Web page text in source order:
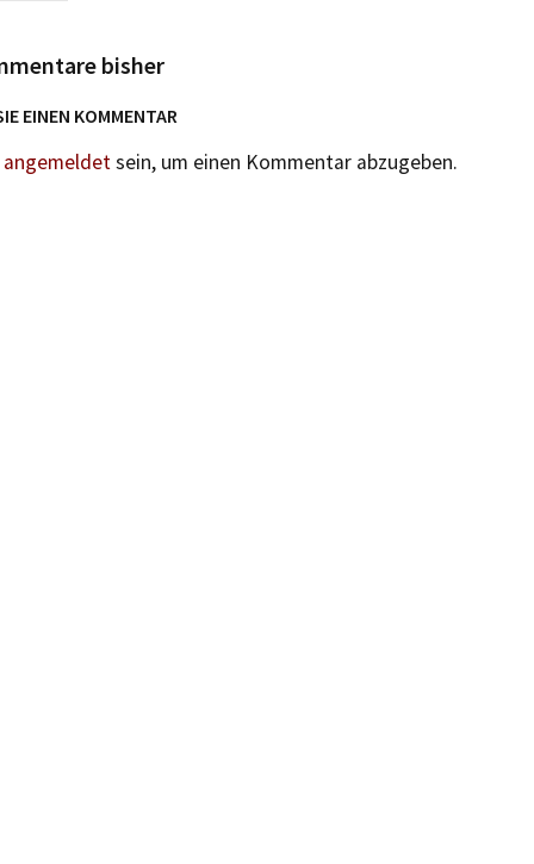
bisher
EINEN KOMMENTAR
angemeldetsein, um einen Kommentar abzugeben.